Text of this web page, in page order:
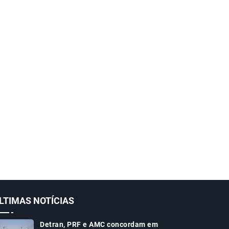
NOTÍCIAS
Detran, PRF e AMC concordam em